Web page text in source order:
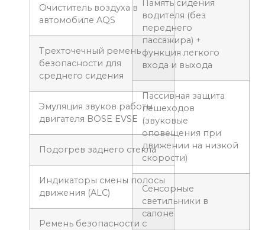
Очиститель воздуха в
автомобиле AQS
Трехточечный ремень
безопасности для
среднего сидения
Эмуляция звуков работы
двигателя BOSE EVSE
Подогрев заднего стекла
Индикаторы смены полосы
движения (ALC)
Ремень безопасности с
Память сидения
водителя (без
переднего
пассажира) +
функция легкого
входа и выхода
Пассивная защита
пешеходов
(звуковые
оповещения при
движении на низкой
скорости)
Сенсорные
светильники в
салоне